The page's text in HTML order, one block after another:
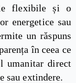
flexibile și o
energetice sau
un răspuns
în ceea ce
umanitar direct
sau extindere.